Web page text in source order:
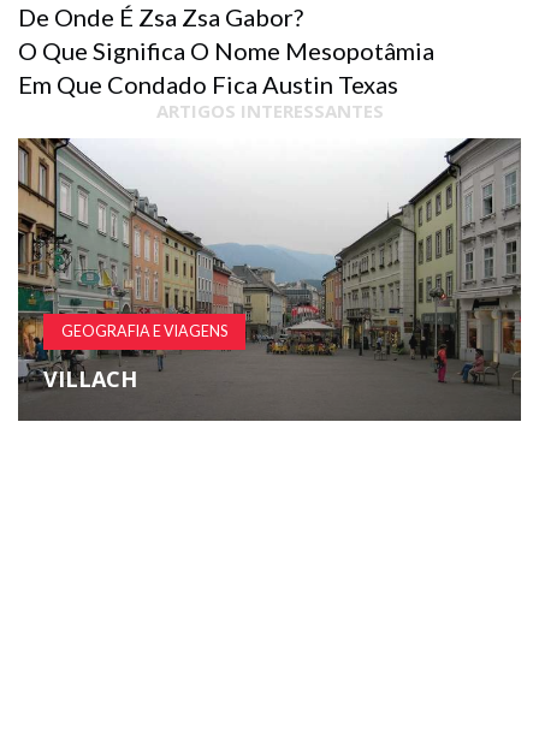
De Onde É Zsa Zsa Gabor?
O Que Significa O Nome Mesopotâmia
Em Que Condado Fica Austin Texas
ARTIGOS INTERESSANTES
GEOGRAFIA E VIAGENS
VILLACH